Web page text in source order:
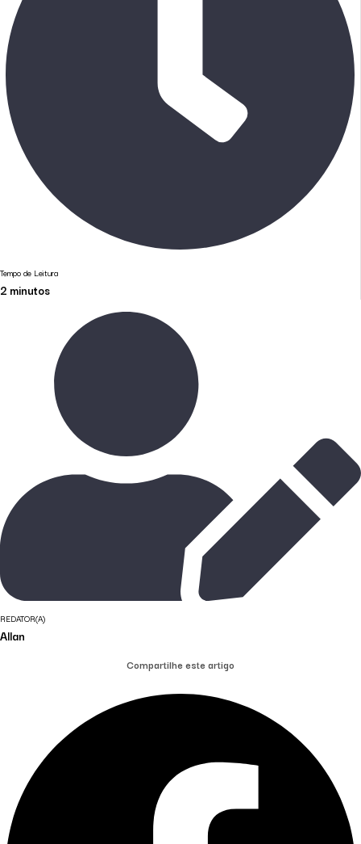
Tempo de Leitura
2 minutos
REDATOR(A)
Allan
Compartilhe este artigo